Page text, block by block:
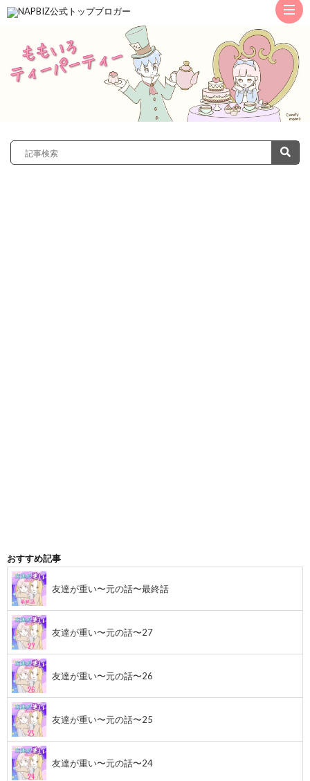
ト
ッ
プ
サ
レ
おすすめ記事
友達が重い〜元の話〜最終話
友達が重い〜元の話〜27
友達が重い〜元の話〜26
友達が重い〜元の話〜25
友達が重い〜元の話〜24